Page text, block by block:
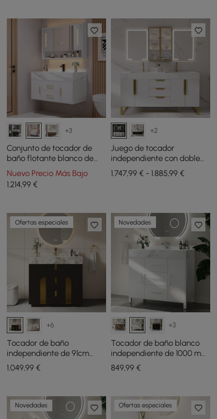
+3
Conjunto de tocador de
baño flotante blanco de
100 cm con mueble con
espejo LED
Nuevo Precio Más Bajo
1.214,99 €
+2
Juego de tocador
independiente con doble
lavabo de 1500 mm con
botiquín LED con
1.747,99 € - 1.885,99 €
Ofertas especiales
+6
Tocador de baño
independiente de 91cm
Artis, mueble de lavabo
simple, encimera de piedra
1.049,99 €
Novedades
+3
Tocador de baño blanco
independiente de 1000 mm,
encimera de piedra
sinterizada y manijas
849,99€
Novedades Ofertas especiales